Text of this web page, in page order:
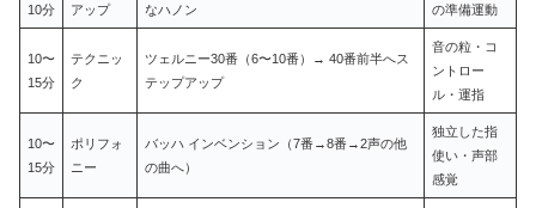
10分
アップ
なハノン
の準備運動
10〜
15分
テクニッ
ク
ツェルニー30番（6〜10番）→ 40番前半へス
テップアップ
音の粒・コ
ントロー
ル・運指
10〜
15分
ポリフォ
ニー
バッハ インベンション（7番→8番→2声の他
の曲へ）
独立した指
使い・声部
感覚